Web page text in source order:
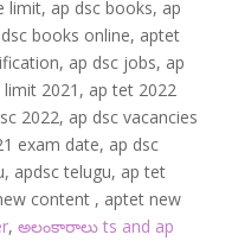
limit, ap dsc books, ap
books online, aptet
ap dsc jobs, ap
2021, ap tet 2022
2022, ap dsc vacancies
exam date, ap dsc
apdsc telugu, ap tet
content , aptet new
, అలంకారాలు ts and ap